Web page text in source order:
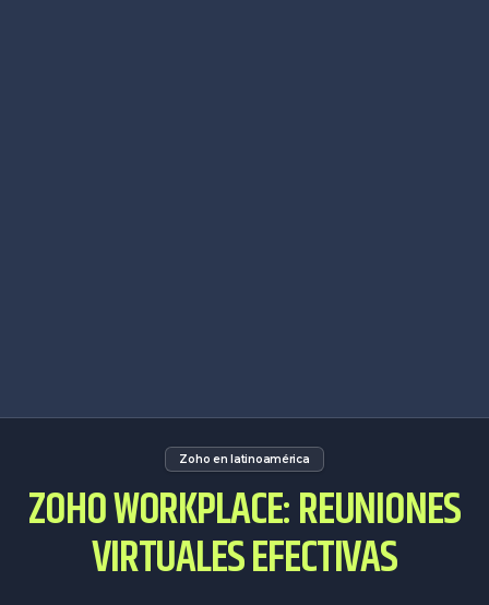
Zoho en latinoamérica
ZOHO WORKPLACE: REUNIONES
VIRTUALES EFECTIVAS